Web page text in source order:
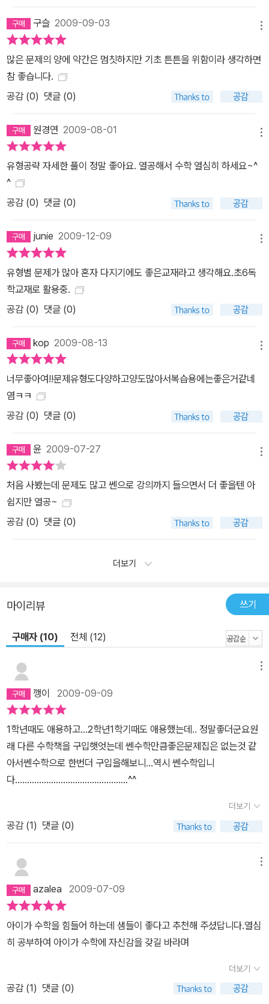
구슬 2009-09-03
많은 문제의 양에 약간은 멈칫하지만 기초 튼튼을 위함이라 생각하면
참 좋습니다.
공감 (0) 댓글 (0)
원경연 2009-08-01
유형공략 자세한 풀이 정말 좋아요. 열공해서 수학 열심히 하세요~^
^
공감 (0) 댓글 (0)
junie 2009-12-09
유형별 문제가 많아 혼자 다지기에도 좋은교재라고 생각해요.초6독
학교재로 활용중.
공감 (0) 댓글 (0)
kop 2009-08-13
너무좋아여!!문제유형도다양하고양도많아서복습용에는좋은거같네
염ㅋㅋ
공감 (0) 댓글 (0)
윤 2009-07-27
처음 사봤는데 문제도 많고 쎈으로 강의까지 들으면서 더 좋을텐 아
쉽지만 열공~
공감 (0) 댓글 (0)
더보기
마이리뷰 쓰기
구매자 (10) 전체 (12)
깽이 2009-09-09
1학년때도 애용하고...2학년1학기때도 애용했는데.. 정말좋더군요원
래 다른 수학책을 구입햇엇는데 쎈수학만큼좋은문제집은 없는것 같
아서쎈수학으로 한번더 구입을해보니...역시 쎈수학입니
다...............................................^^
더보기
공감 (1) 댓글 (0)
azalea 2009-07-09
아이가 수학을 힘들어 하는데 샘들이 좋다고 추천해 주셨답니다.열심
히 공부하여 아이가 수학에 자신감을 갖길 바라며
더보기
공감 (1) 댓글 (0)